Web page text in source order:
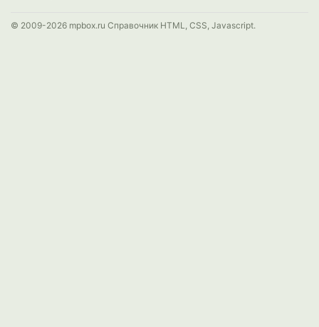
© 2009-2026 mpbox.ru Справочник HTML, CSS, Javascript.